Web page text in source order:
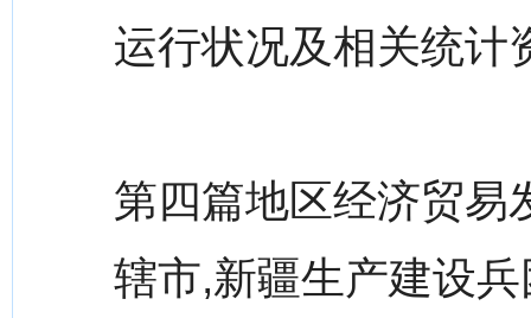
运行状况及相关统计
第四篇地区经济贸易
辖市,新疆生产建设